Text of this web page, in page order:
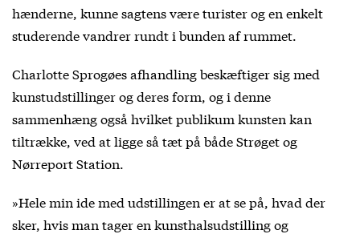
hænderne, kunne sagtens være turister og en enkelt
studerende vandrer rundt i bunden af rummet.
Charlotte Sprogøes afhandling beskæftiger sig med
kunstudstillinger og deres form, og i denne
sammenhæng også hvilket publikum kunsten kan
tiltrække, ved at ligge så tæt på både Strøget og
Nørreport Station.
»Hele min ide med udstillingen er at se på, hvad der
sker, hvis man tager en kunsthalsudstilling og